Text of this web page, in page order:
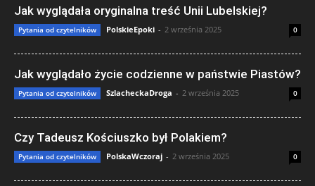
Jak wyglądała oryginalna treść Unii Lubelskiej?
Pytania od czytelników PolskieEpoki - 2 września 2025 0
Jak wyglądało życie codzienne w państwie Piastów?
Pytania od czytelników SzlacheckaDroga - 2 września 2025 0
Czy Tadeusz Kościuszko był Polakiem?
Pytania od czytelników PolskaWczoraj - 2 września 2025 0